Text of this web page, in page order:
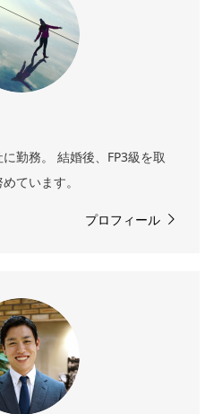
勤務。 結婚後、FP3級を取
ています。
プロフィール